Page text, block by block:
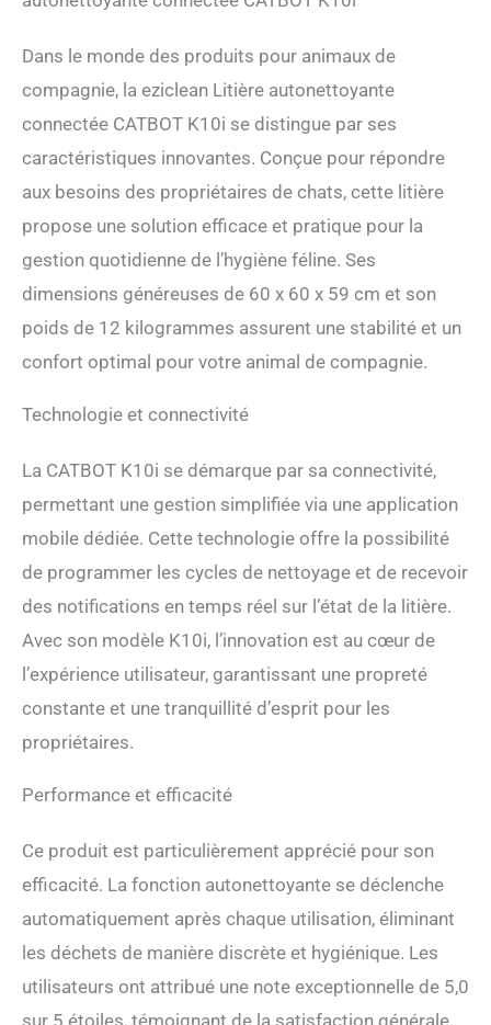
Dans le monde des produits pour animaux de
compagnie, la eziclean Litière autonettoyante
connectée CATBOT K10i se distingue par ses
caractéristiques innovantes. Conçue pour répondre
aux besoins des propriétaires de chats, cette litière
propose une solution efficace et pratique pour la
gestion quotidienne de l’hygiène féline. Ses
dimensions généreuses de 60 x 60 x 59 cm et son
poids de 12 kilogrammes assurent une stabilité et un
confort optimal pour votre animal de compagnie.
Technologie et connectivité
La CATBOT K10i se démarque par sa connectivité,
permettant une gestion simplifiée via une application
mobile dédiée. Cette technologie offre la possibilité
de programmer les cycles de nettoyage et de recevoir
des notifications en temps réel sur l’état de la litière.
Avec son modèle K10i, l’innovation est au cœur de
l’expérience utilisateur, garantissant une propreté
constante et une tranquillité d’esprit pour les
propriétaires.
Performance et efficacité
Ce produit est particulièrement apprécié pour son
efficacité. La fonction autonettoyante se déclenche
automatiquement après chaque utilisation, éliminant
les déchets de manière discrète et hygiénique. Les
utilisateurs ont attribué une note exceptionnelle de 5,0
sur 5 étoiles, témoignant de la satisfaction générale.